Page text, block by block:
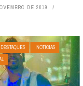
DE 2019
DESTAQUES
NOTÍCIAS